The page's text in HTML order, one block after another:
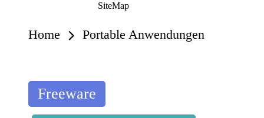
SiteMap
Home Portable Anwendungen
Posted
in
Freeware